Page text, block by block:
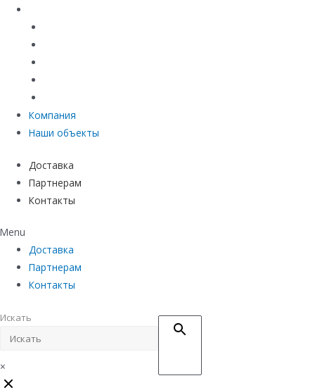
Компания
Наши объекты
Доставка
Партнерам
Контакты
Menu
Доставка
Партнерам
Контакты
Искать
×